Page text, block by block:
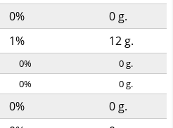
0% 0 g.
1% 12 g.
0% 0g.
0% 0g.
0% 0 g.